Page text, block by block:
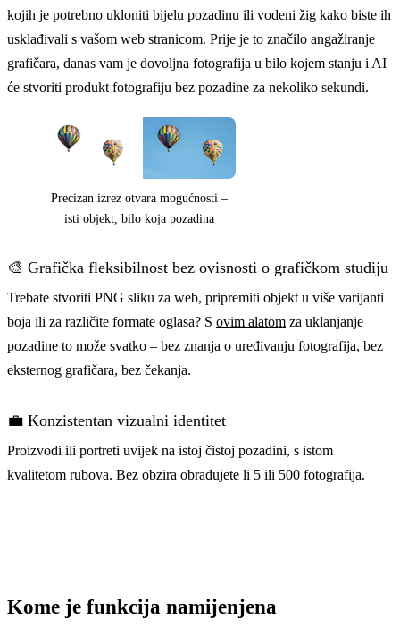
kojih je potrebno ukloniti bijelu pozadinu ili vodeni žig kako biste ih
usklađivali s vašom web stranicom. Prije je to značilo angažiranje
grafičara, danas vam je dovoljna fotografija u bilo kojem stanju i AI
će stvoriti produkt fotografiju bez pozadine za nekoliko sekundi.
Precizan izrez otvara mogućnosti –
isti objekt, bilo koja pozadina
🎨 Grafička fleksibilnost bez ovisnosti o grafičkom studiju
Trebate stvoriti PNG sliku za web, pripremiti objekt u više varijanti
boja ili za različite formate oglasa? S ovim alatom za uklanjanje
pozadine to može svatko – bez znanja o uređivanju fotografija, bez
eksternog grafičara, bez čekanja.
💼 Konzistentan vizualni identitet
Proizvodi ili portreti uvijek na istoj čistoj pozadini, s istom
kvalitetom rubova. Bez obzira obrađujete li 5 ili 500 fotografija.
Kome je funkcija namijenjena